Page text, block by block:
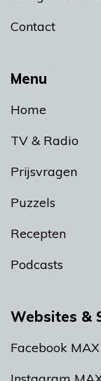
Menu
Home
TV & Radio
Prijsvragen
Puzzels
Recepten
Podcasts
Contact
Websites &
Facebook